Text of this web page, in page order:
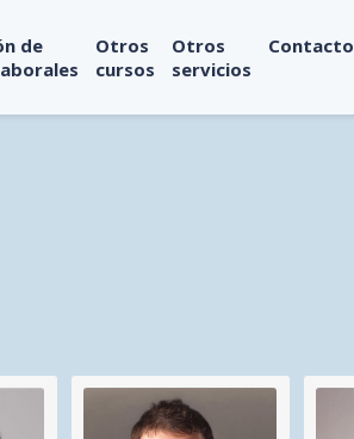
de
Otros
cursos
Otros
servicios
Contacto